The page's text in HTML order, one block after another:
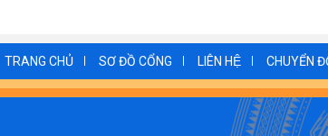
TRANG CHỦ SƠ ĐỒ CỔNG LIÊN HỆ CHUYỂN